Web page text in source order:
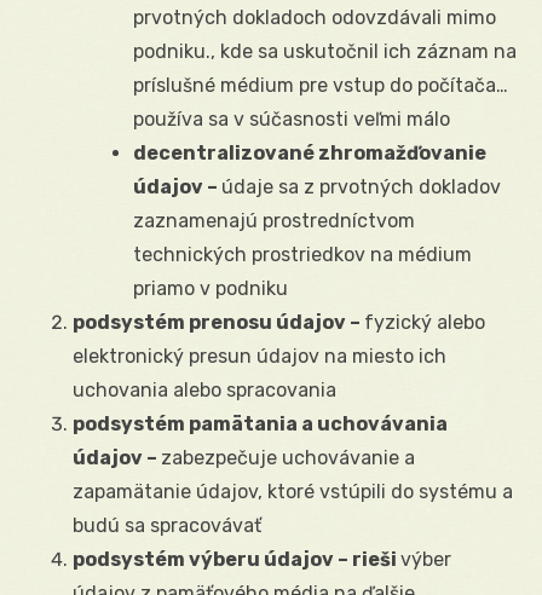
prvotných dokladoch odovzdávali mimo
podniku., kde sa uskutočnil ich záznam na
príslušné médium pre vstup do počítača…
používa sa v súčasnosti veľmi málo
decentralizované zhromažďovanie
údajov – údaje sa z prvotných dokladov
zaznamenajú prostredníctvom
technických prostriedkov na médium
priamo v podniku
podsystém prenosu údajov – fyzický alebo
elektronický presun údajov na miesto ich
uchovania alebo spracovania
podsystém pamätania a uchovávania
údajov – zabezpečuje uchovávanie a
zapamätanie údajov, ktoré vstúpili do systému a
budú sa spracovávať
podsystém výberu údajov – rieši výber